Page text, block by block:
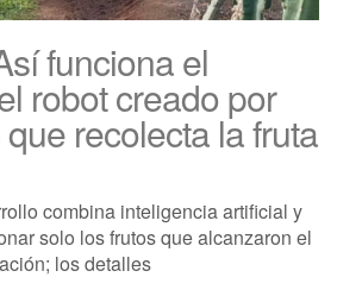
funciona el
robot creado por
recolecta la fruta
combina inteligencia artificial y
solo los frutos que alcanzaron el
los detalles